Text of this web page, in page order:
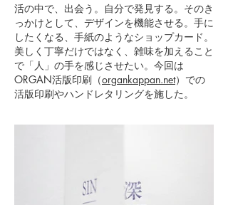
活の中で、出会う。自分で発見する。そのき
っかけとして、デザインを機能させる。手に
したくなる、手紙のようなショップカード。
美しく丁寧だけではなく、雑味を加えること
で「人」の手を感じさせたい。今回は
ORGAN活版印刷（organkappan.net）での
活版印刷やハンドレタリングを施した。